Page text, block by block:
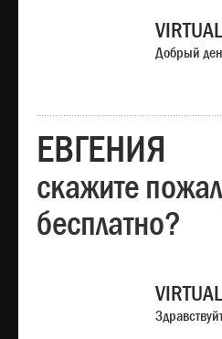
Добрый
ЕВГЕНИЯ
скажите
бесплатно?